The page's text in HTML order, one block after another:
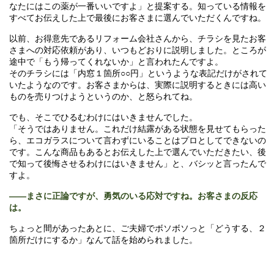
なたにはこの薬が一番いいですよ」と提案する。知っている情報を
すべてお伝えした上で最後にお客さまに選んでいただくんですね。
以前、お得意先であるリフォーム会社さんから、チラシを見たお客
さまへの対応依頼があり、いつもどおりに説明しました。ところが
途中で「もう帰ってくれないか」と言われたんですよ。
そのチラシには「内窓１箇所○○円」というような表記だけがされて
いたようなのです。お客さまからは、実際に説明するときには高い
ものを売りつけようというのか、と怒られてね。
でも、そこでひるむわけにはいきませんでした。
「そうではありません。これだけ結露がある状態を見せてもらった
ら、エコガラスについて言わずにいることはプロとしてできないの
です。こんな商品もあるとお伝えした上で選んでいただきたい、後
で知って後悔させるわけにはいきません」と、バシッと言ったんで
すよ。
――まさに正論ですが、勇気のいる応対ですね。お客さまの反応
は。
ちょっと間があったあとに、ご夫婦でボソボソっと「どうする、２
箇所だけにするか」なんて話を始められました。